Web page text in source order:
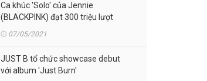
Ca khúc 'Solo' của Jennie
(BLACKPINK) đạt 300 triệu lượt
07/05/2021
JUST B tổ chức showcase debut
với album 'Just Burn'